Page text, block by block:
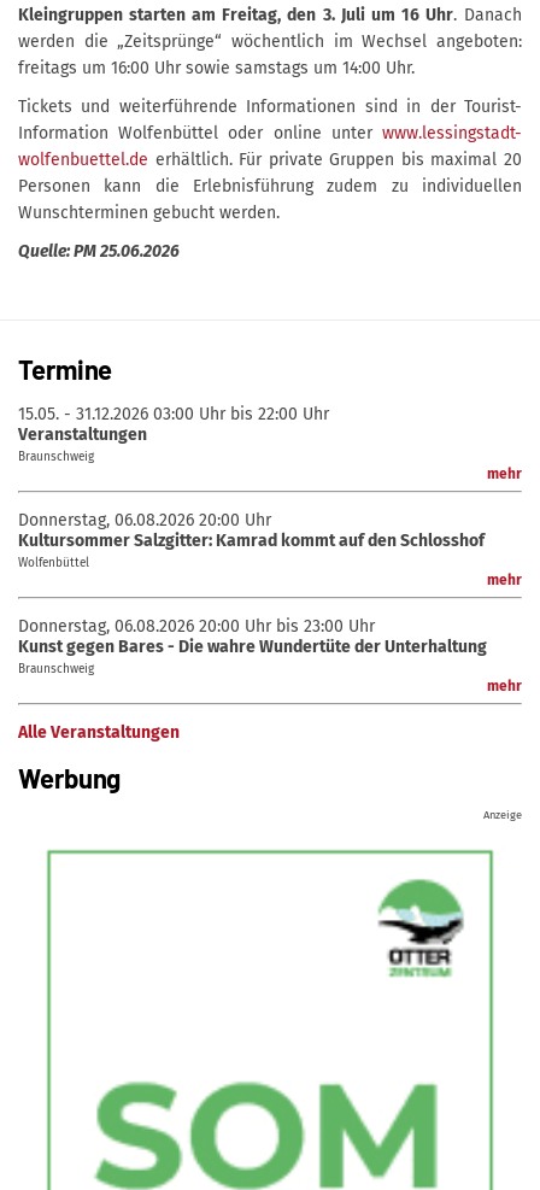
Kleingruppen starten am Freitag, den 3. Juli um 16 Uhr. Danach
werden die „Zeitsprünge“ wöchentlich im Wechsel angeboten:
freitags um 16:00 Uhr sowie samstags um 14:00 Uhr.
Tickets und weiterführende Informationen sind in der Tourist-
Information Wolfenbüttel oder online unter www.lessingstadt-
wolfenbuettel.de erhältlich. Für private Gruppen bis maximal 20
Personen kann die Erlebnisführung zudem zu individuellen
Wunschterminen gebucht werden.
Quelle: PM 25.06.2026
Termine
15.05. - 31.12.2026 03:00 Uhr bis 22:00 Uhr
Veranstaltungen
Braunschweig
mehr
Donnerstag, 06.08.2026 20:00 Uhr
Kultursommer Salzgitter: Kamrad kommt auf den Schlosshof
Wolfenbüttel
mehr
Donnerstag, 06.08.2026 20:00 Uhr bis 23:00 Uhr
Kunst gegen Bares - Die wahre Wundertüte der Unterhaltung
Braunschweig
mehr
Alle Veranstaltungen
Werbung
Anzeige